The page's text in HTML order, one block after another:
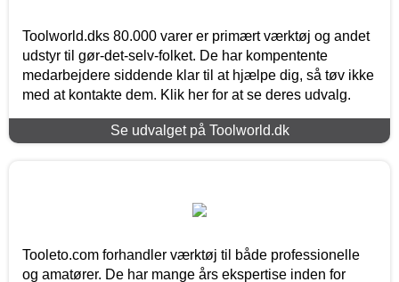
Toolworld.dks 80.000 varer er primært værktøj og andet
udstyr til gør-det-selv-folket. De har kompentente
medarbejdere siddende klar til at hjælpe dig, så tøv ikke
med at kontakte dem. Klik her for at se deres udvalg.
Se udvalget på Toolworld.dk
Tooleto.com forhandler værktøj til både professionelle
og amatører. De har mange års ekspertise inden for